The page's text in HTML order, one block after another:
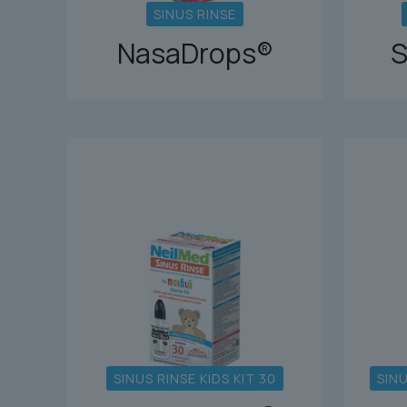
SINUS RINSE
NasaDrops®
SINUS RINSE KIDS KIT 30